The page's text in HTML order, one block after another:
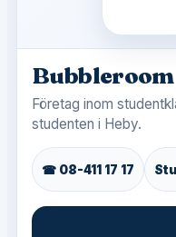
Bubbleroom
Företag inom
studenten i Heby.
☎ 08-411 17 17